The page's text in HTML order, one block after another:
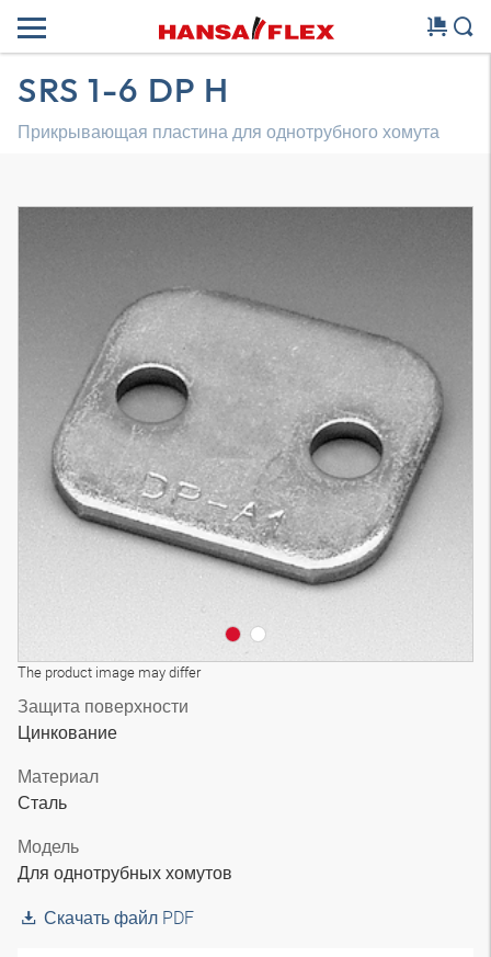
SRS 1-6 DP H
Прикрывающая пластина для однотрубного хомута
The product image may differ
Защита поверхности
Цинкование
Материал
Сталь
Модель
Для однотрубных хомутов
Скачать файл PDF